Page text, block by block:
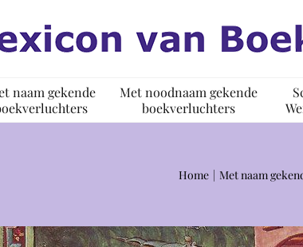
naam gekende
Met noodnaam gekende
boekverluchters
Home Met naam